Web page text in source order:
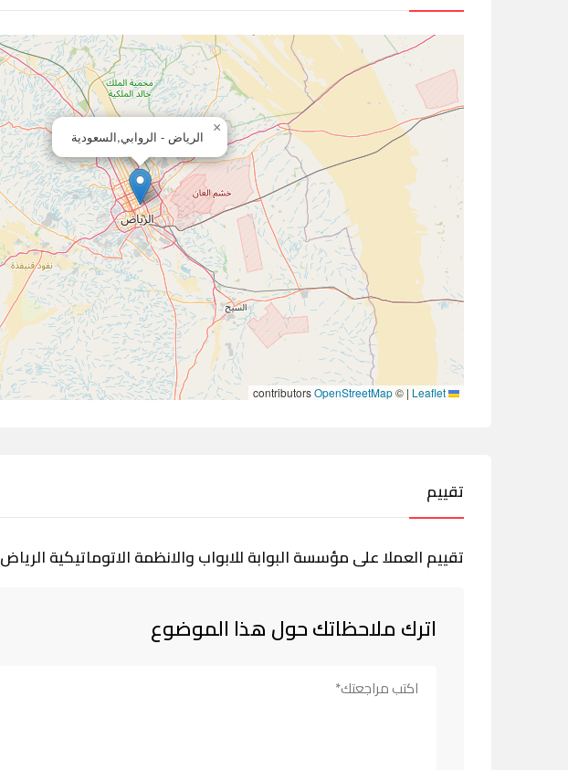
الرياض - الروابي,السعودية
×
|
©
OpenStreetMap
تقييم
تقييم العملا على مؤسسة البوابة للابواب والانظمة الاتوماتيكية الرياض
اترك ملاحظاتك حول هذا الموضوع